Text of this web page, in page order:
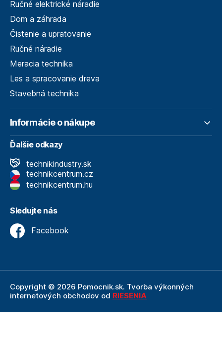
Ručné elektrické náradie
Dom a záhrada
Čistenie a upratovanie
Ručné náradie
Meracia technika
Les a spracovanie dreva
Stavebná technika
Informácie o nákupe
Ďalšie odkazy
technikindustry.sk
technikcentrum.cz
technikcentrum.hu
Sledujte nás
Facebook
Copyright © 2026 Pomocnik.sk. Tvorba výkonných
internetových obchodov od RIESENIA